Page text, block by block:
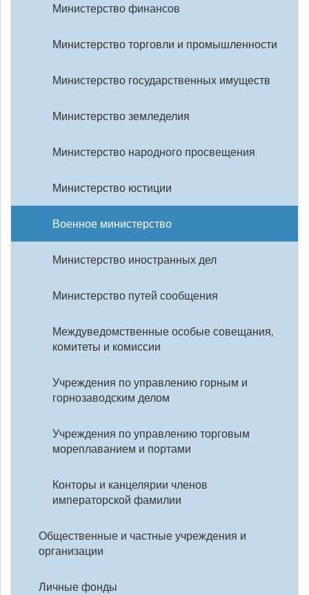
Министерство финансов
Министерство торговли и промышленности
Министерство государственных имуществ
Министерство земледелия
Министерство народного просвещения
Министерство юстиции
Военное министерство
Министерство иностранных дел
Министерство путей сообщения
Междуведомственные особые совещания,
комитеты и комиссии
Учреждения по управлению горным и
горнозаводским делом
Учреждения по управлению торговым
мореплаванием и портами
Конторы и канцелярии членов
императорской фамилии
Общественные и частные учреждения и
организации
Личные фонды